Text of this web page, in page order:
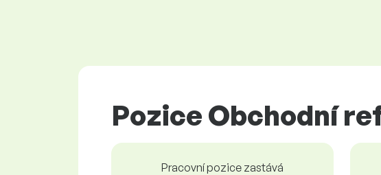
Pozice Obchodní
Pracovní pozice zastává